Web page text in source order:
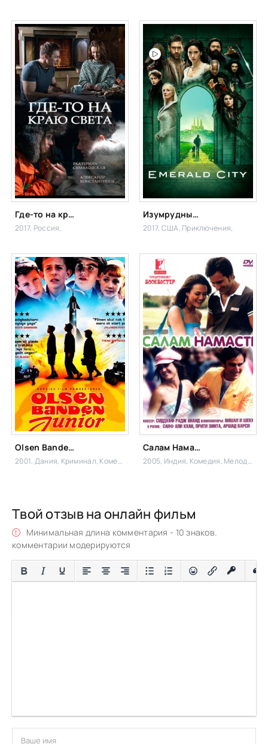
Где-то на краю света
2017, Россия,
Изумрудный город
2017, США, Приключения,
Olsen Banden Junior
2001, Дания, Криминал, Комедия
Салам Намасте
2005, Индия, Комедия, Мелодрама,
Твой отзыв на онлайн фильм
Минимальная длина комментария - 10 знаков.
комментарии модерируются